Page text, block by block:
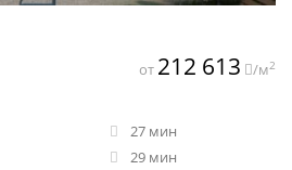
27 мин
29 мин
от 212 613 /м2